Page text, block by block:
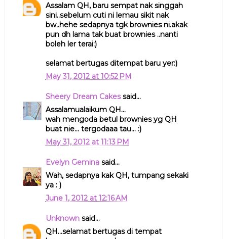
Assalam QH, baru sempat nak singgah
sini..sebelum cuti ni lemau sikit nak
bw..hehe sedapnya tgk brownies ni.akak
pun dh lama tak buat brownies ..nanti
boleh ler terai:)
selamat bertugas ditempat baru yer:)
May 31, 2012 at 10:52 PM
Sheery Dream Cakessaid...
Assalamualaikum QH...
wah mengoda betul brownies yg QH
buat nie... tergodaaa tau... :)
May 31, 2012 at 11:13 PM
Evelyn Geminasaid...
Wah, sedapnya kak QH, tumpang sekaki
ya : )
June 1, 2012 at 12:16 AM
Unknownsaid...
QH...selamat bertugas di tempat